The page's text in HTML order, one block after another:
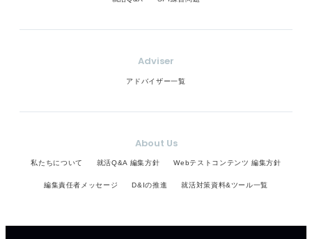
Adviser
アドバイザー一覧
About Us
私たちについて 就活Q&A 編集方針 Webテストコンテンツ 編集方針
編集責任者メッセージ D&Iの推進 就活対策資料&ツール一覧